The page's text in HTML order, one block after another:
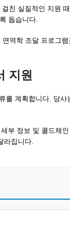
친 실질적인 지원
돕습니다.
역학 조달 프로그
지원
계획합니다. 당
부 정보 및 콜드체
라집니다.